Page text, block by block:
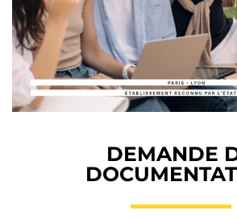
DEMANDE